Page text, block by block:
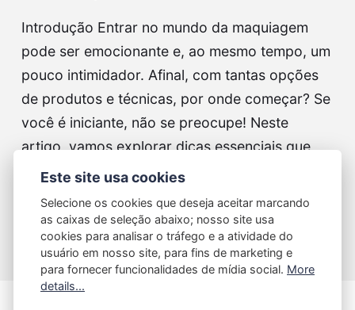
Introdução Entrar no mundo da maquiagem
pode ser emocionante e, ao mesmo tempo, um
pouco intimidador. Afinal, com tantas opções
de produtos e técnicas, por onde começar? Se
você é iniciante, não se preocupe! Neste
artigo, vamos explorar dicas essenciais que
vão te ajudar a…
Continue reading...
Este site usa cookies
Selecione os cookies que deseja aceitar marcando
as caixas de seleção abaixo; nosso site usa
cookies para analisar o tráfego e a atividade do
usuário em nosso site, para fins de marketing e
para fornecer funcionalidades de mídia social. More
details...